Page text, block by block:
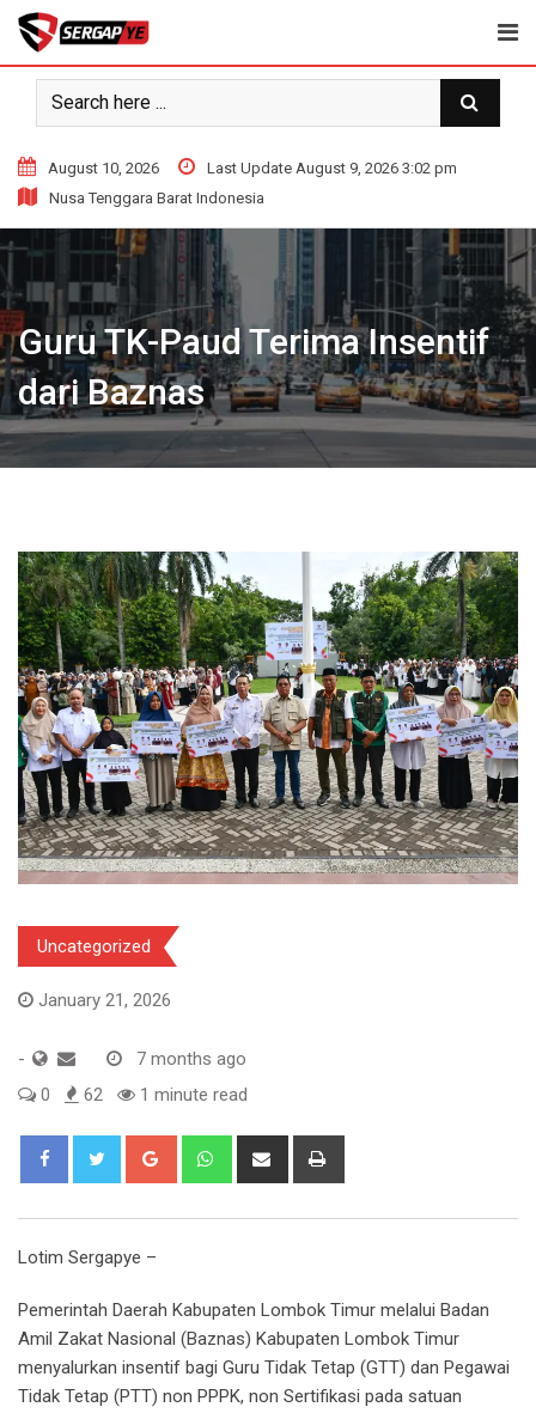
Skip
content
August 10, 2026
Last Update August 9, 2026 3:02 pm
Nusa Tenggara Barat Indonesia
Guru TK-Paud Terima Insentif
dari Baznas
Uncategorized
January 21, 2026
-
7 months ago
0
62 1 minute read
Google+ WhatsappShare
Lotim Sergapye –
Pemerintah Daerah Kabupaten Lombok Timur melalui Badan
Amil Zakat Nasional (Baznas) Kabupaten Lombok Timur
menyalurkan insentif bagi Guru Tidak Tetap (GTT) dan Pegawai
Tidak Tetap (PTT) non PPPK, non Sertifikasi pada satuan